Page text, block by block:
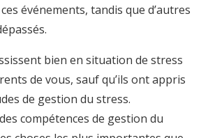
événements, tandis que d’autres
bien en situation de stress
de vous, sauf qu’ils ont appris
de gestion du stress.
compétences de gestion du